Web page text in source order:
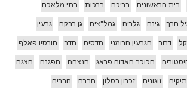
בית הראשונים בריכה ברכות בתי מלאכה
הרך גינה גלריה גמל"צים גן רבקה גרעין
דרור הגרעין הרומני הדסים הדר הורסיו פאלף
הכוכב האדום פראג הנצחה הפגנה הצגה
זוגונים זכרון בסלון חברה חברים